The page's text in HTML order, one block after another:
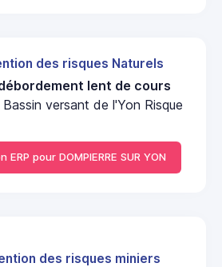
des risques Naturels
lent de cours
versant de l'Yon Risque
ERP pour DOMPIERRE SUR YON
des risques miniers